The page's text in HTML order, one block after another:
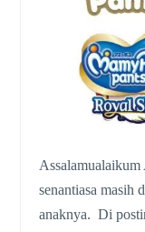
Assalamualaikum
senantiasa masih
anaknya. Di